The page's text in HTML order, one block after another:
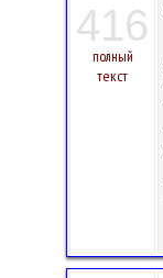
416
полный
текст